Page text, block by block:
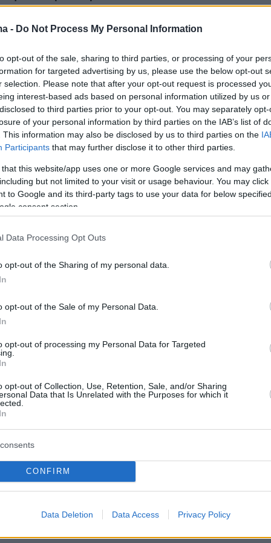
- Do Not Process My Personal Information
opt-out of the sale, sharing to third parties, or processing of your
for targeted advertising by us, please use the below opt-out
selection. Please note that after your opt-out request is processed
interest-based ads based on personal information utilized by us
to third parties prior to your opt-out. You may separately
of your personal information by third parties on the IAB’s list of
This information may also be disclosed by us to third parties on the
Participants that may further disclose it to other third parties.
that this website/app uses one or more Google services and may
but not limited to your visit or usage behaviour. You may
to Google and its third-party tags to use your data for below
consent section.
Data Processing Opt Outs
opt-out of the Sharing of my personal data.
opt-out of the Sale of my Personal Data.
opt-out of processing my Personal Data for Targeted
opt-out of Collection, Use, Retention, Sale, and/or Sharing
Data that Is Unrelated with the Purposes for which it
CONFIRM
Data Deletion Data Access Privacy Policy
στεγαστικά δάνεια κατέγραψαν εκρηκτική
έτους, επιταχύνοντας περαιτέρω την ισχυρή
όταν οι χρηματοδοτήσεις είχαν αυξηθεί
για πρώτη φορά την πιστωτική
τραπεζών σε θετική σε ό,τι αφορά τα
επιβεβαιώνει ότι η αγορά έχει εισέλθει σε
ανοδικό κύκλο, μετά από περίπου δεκαπέντε
Καθοριστικό ρόλο στην ενίσχυση της
η πτώση των επιτοκίων, καθώς το
στεγαστικών δανείων σταθερής διάρκειας
επίπεδο των τελευταίων 9 ετών. Τα
επιτοκίου αναδεικνύονται πλέον ως η
των δανειοληπτών, προσφέροντας
και ασφάλεια.
διάστημα εκταμιεύθηκαν 13.756
συνολικής αξίας 672,8 εκατ. ευρώ. Από
μέρος, ύψους 438 εκατ. ευρώ,
τραπεζική χρηματοδότηση χωρίς
και η συμβολή επιδοτούμενων
Μέσω του προγράμματος «Σπίτι μου ΙΙ»
1.791 δάνεια συνολικού ύψους 191 εκατ. ευρώ,
μέσω άλλων προγραμμάτων στήριξης.